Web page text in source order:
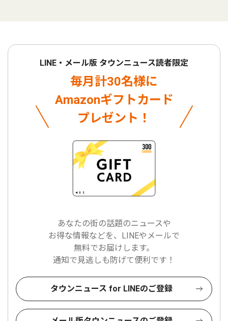
LINE・メール版 タウンニュース読者限定
毎月計30名様に
Amazonギフトカード
プレゼント！
あなたの街の話題のニュースや
お得な情報などを、LINEやメールで
無料でお届けします。
通知で見逃しも防げて便利です！
タウンニュース for LINEのご登録